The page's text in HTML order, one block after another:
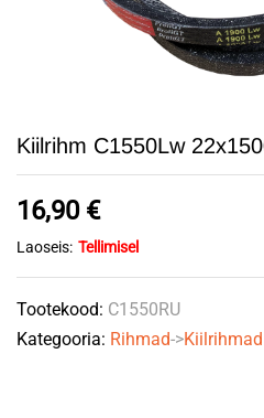
Kiilrihm C1550Lw
16,90 €
Laoseis: Tellimisel
Tootekood: C1550RU
Kategooria: Rihmad->Kiilrihmad